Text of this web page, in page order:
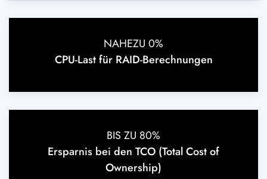
NAHEZU 0%
CPU-Last für RAID-Berechnungen
BIS ZU 80%
Ersparnis bei den TCO (Total Cost of
Ownership)